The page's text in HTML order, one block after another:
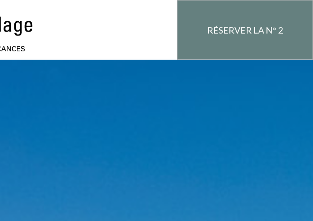
RÉSERVER LA N° 2